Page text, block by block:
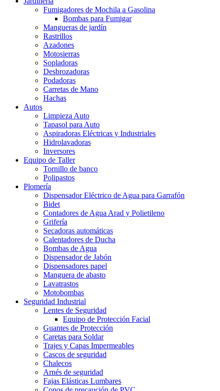
Fumigadores de Mochila a Gasolina
Bombas para Fumigar
Mangueras de jardín
Rastrillos
Azadones
Motosierras
Sopladoras
Desbrozadoras
Podadoras
Carretas de Mano
Hachas
Autos
Limpieza Auto
Tapasol para Auto
Aspiradoras Eléctricas y Industriales
Hidrolavadoras
Inversores
Equipo de Taller
Tornillo de banco
Polipastos
Plomería
Dispensador Eléctrico de Agua para Garrafón
Bidet
Contadores de Agua Arad y Polietileno
Grifería
Secadoras automáticas
Calentadores de Ducha
Bombas de Agua
Dispensador de Jabón
Dispensadores papel
Manguera de abasto
Lavatrastos
Motobombas
Seguridad Industrial
Lentes de Seguridad
Equipo de Protección Facial
Guantes de Protección
Caretas para Soldar
Trajes y Capas Impermeables
Cascos de seguridad
Chalecos
Arnés de seguridad
Fajas Elásticas Lumbares